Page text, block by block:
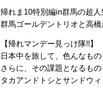
帰れま10特別編in群馬の超
群馬ゴールデントリオと高
【帰れマンデー見っけ隊!!】
日本中を旅して、色んなも
さらに、その課題となるも
タカアンドトシとサンドウ